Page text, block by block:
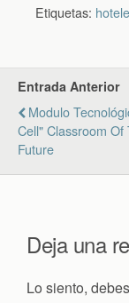
Etiquetas:
Entrada Anterior
Modulo
Cell" Classroom Of
Future
Deja una
Lo siento,